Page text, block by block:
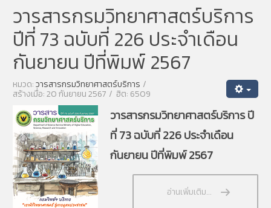
วารสารกรมวิทยาศาสตร์บริการ
ปีที่ 73 ฉบับที่ 226 ประจำเดือน
กันยายน ปีที่พิมพ์ 2567
หมวด:วารสารกรมวิทยาศาสตร์บริการ
สร้างเมื่อ: 20 กันยายน 2567 ฮิต: 6509
วารสารกรมวิทยาศาสตร์บริการ ปี
ที่ 73 ฉบับที่ 226 ประจำเดือน
กันยายน ปีที่พิมพ์ 2567
อ่านเพิ่มเติม...